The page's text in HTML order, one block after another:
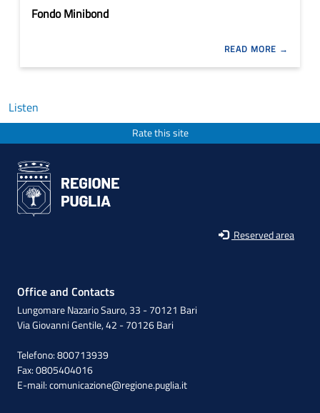
Fondo Minibond
READ MORE
Listen
Rate this site
Reserved area
Office and Contacts
Lungomare Nazario Sauro, 33 - 70121 Bari
Via Giovanni Gentile, 42 - 70126 Bari
Telefono: 800713939
Fax: 0805404016
E-mail:comunicazione@regione.puglia.it